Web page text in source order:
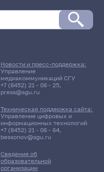
Сведения об
образовательной
организации
Новости и пресс-поддержка:
Управление
медиакоммуникаций СГУ
+7 (8452) 21 - 06 - 25,
press@sgu.ru
Техническая поддержка сайта:
Управление цифровых и
информационных технологий
+7 (8452) 21 - 06 - 64,
bessonov@sgu.ru